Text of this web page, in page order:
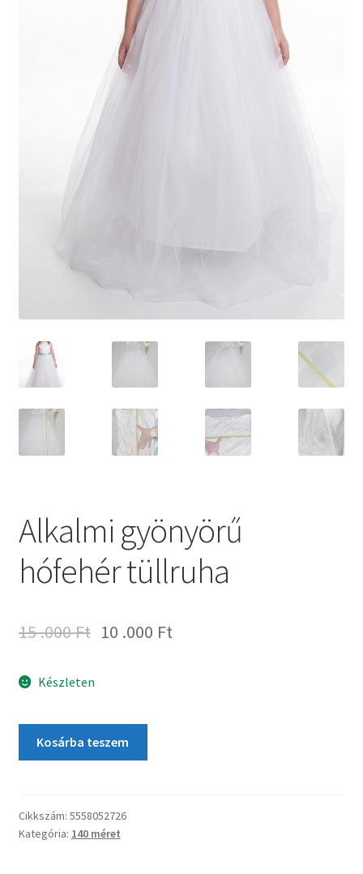
Alkalmi gyönyörű
hófehér tüllruha
15 .000Ft 10 .000 Ft
Készleten
Kosárba teszem
Cikkszám: 5558052726
Kategória: 140 méret